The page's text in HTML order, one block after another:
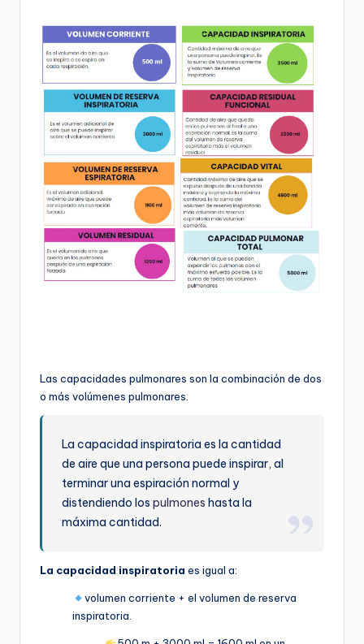
Las capacidades pulmonares son la combinación de dos
o más volúmenes pulmonares.
La capacidad inspiratoria es la cantidad
de aire que una persona puede inspirar, al
terminar una espiración normal y
distendiendo lospulmones hasta la
máxima cantidad.
La capacidad inspiratoria es igual a:
volumen corriente + el volumen de reserva
inspiratoria.